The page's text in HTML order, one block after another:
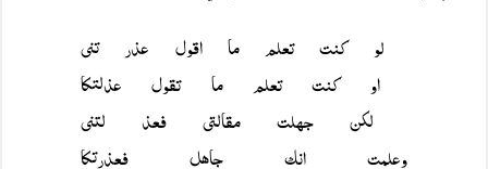
لو كنت تعلم ما اقول عذر تنی
او كنت تعلم ما تقول عذلتکا
لكن جهلت مقالتی فعذ لتنی
وعلمت انك جاهل فعذرتكا